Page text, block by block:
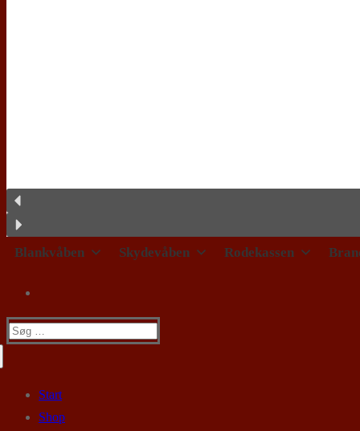
Blankvåben Skydevåben Rodekassen
Søg
Start
Shop